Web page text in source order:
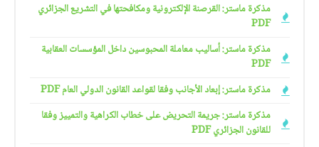
مذكرة ماستر: القرصنة الإلكترونية ومكافحتها في التشريع الجزائري
PDF
مذكرة ماستر: أساليب معاملة المحبوسين داخل المؤسسات العقابية
PDF
مذكرة ماستر: إبعاد الأجانب وفقا لقواعد القانون الدولي العام PDF
مذكرة ماستر: جريمة التحريض على خطاب الكراهية والتمييز وفقا
للقانون الجزائري PDF